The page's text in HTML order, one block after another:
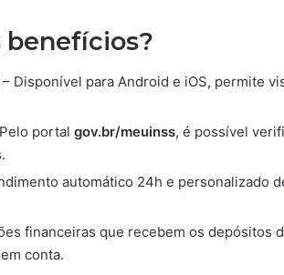
benefícios?
– Disponível para Android e iOS, permite
portal gov.br/meuinss, é possível
automático 24h e personalizado
financeiras que recebem os depósitos
conta.